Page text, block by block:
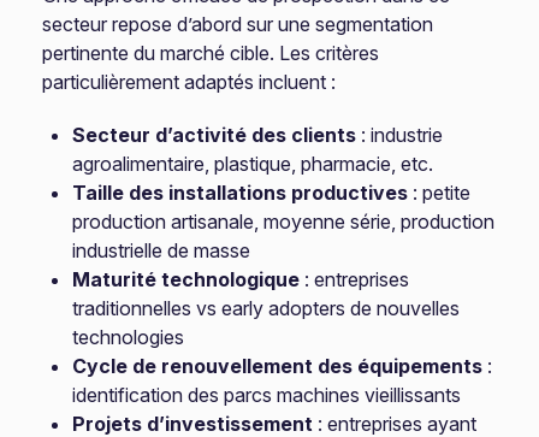
secteur repose d’abord sur une segmentation
pertinente du marché cible. Les critères
particulièrement adaptés incluent :
Secteur d’activité des clients : industrie
agroalimentaire, plastique, pharmacie, etc.
Taille des installations productives : petite
production artisanale, moyenne série, production
industrielle de masse
Maturité technologique : entreprises
traditionnelles vs early adopters de nouvelles
technologies
Cycle de renouvellement des équipements :
identification des parcs machines vieillissants
Projets d’investissement : entreprises ayant